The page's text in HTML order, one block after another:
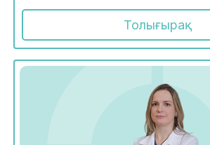
Толығырақ